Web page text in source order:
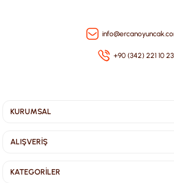
+90 (342) 221 10 23
KURUMSAL
ALIŞVERİŞ
KATEGORİLER